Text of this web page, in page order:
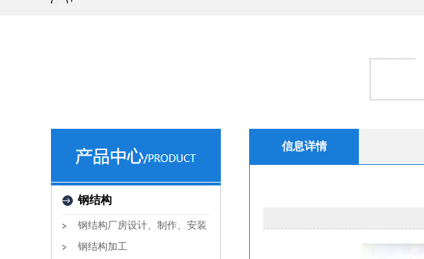
钢结构
钢结构厂房设计、制作、安装
钢结构加工
信息详情